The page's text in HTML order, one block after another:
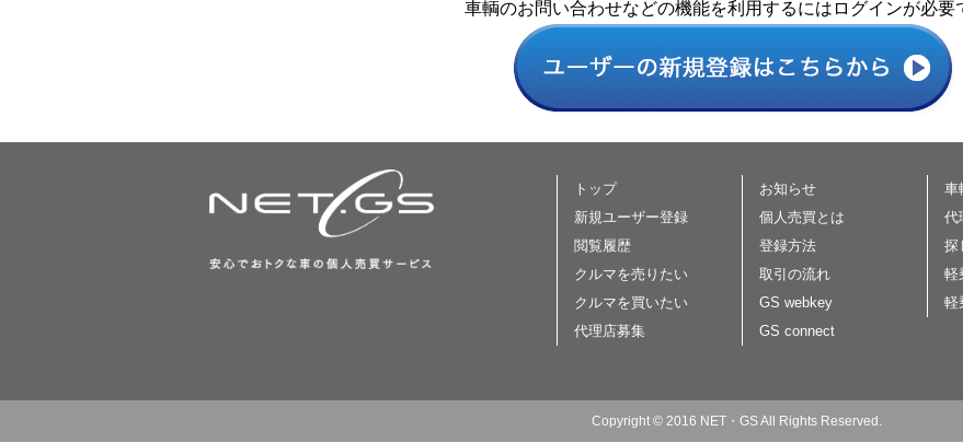
車輌のお問い合わせなどの機能を利用するにはログインが必要
トップ
新規ユーザー登録
閲覧履歴
クルマを売りたい
クルマを買いたい
代理店募集
お知らせ
個人売買とは
登録方法
取引の流れ
GS webkey
GS connect
車
代
探
軽
軽
Copyright © 2016 NET・GS All Rights Reserved.